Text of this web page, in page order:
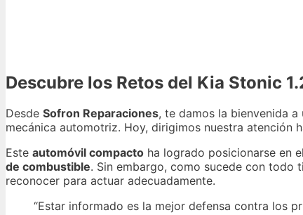
Descubre los Retos del Kia Stonic
Desde Sofron Reparaciones, te damos la bienvenida
mecánica automotriz. Hoy, dirigimos nuestra atención
Este automóvil compacto ha logrado posicionarse en
de combustible. Sin embargo, como sucede con todo
reconocer para actuar adecuadamente.
“Estar informado es la mejor defensa contra los